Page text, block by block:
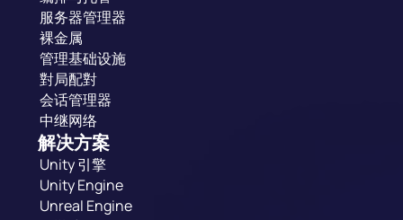
服务器管理器
裸金属
管理基础设施
對局配對
会话管理器
中继网络
解决方案
Unity 引擎
Unity Engine
Unreal Engine